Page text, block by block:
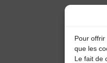
Pour
que les
Le fait de